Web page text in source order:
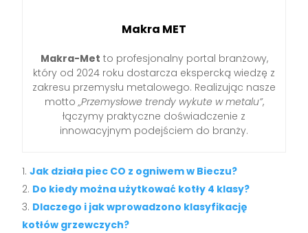
Makra MET
Makra-Met to profesjonalny portal branżowy,
który od 2024 roku dostarcza ekspercką wiedzę z
zakresu przemysłu metalowego. Realizując nasze
motto„Przemysłowe trendy wykute w metalu”,
łączymy praktyczne doświadczenie z
innowacyjnym podejściem do branży.
Jak działa piec CO z ogniwem w Bieczu?
Do kiedy można użytkować kotły 4 klasy?
Dlaczego i jak wprowadzono klasyfikację
kotłów grzewczych?